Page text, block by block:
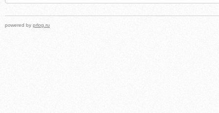
powered by prlog.ru